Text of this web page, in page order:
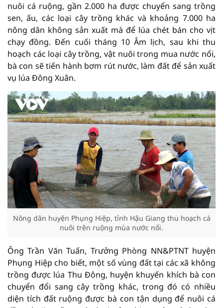
nuôi cá ruộng, gần 2.000 ha được chuyển sang trồng
sen, ấu, các loại cây trồng khác và khoảng 7.000 ha
nông dân không sản xuất mà để lúa chét bán cho vịt
chạy đồng. Đến cuối tháng 10 Âm lịch, sau khi thu
hoạch các loại cây trồng, vật nuôi trong mua nước nổi,
bà con sẽ tiến hành bơm rút nước, làm đất để sản xuất
vụ lúa Đông Xuân.
Nông dân huyện Phụng Hiệp, tỉnh Hậu Giang thu hoạch cá
nuôi trên ruộng mùa nước nổi.
Ông Trần Văn Tuấn, Trưởng Phòng NN&PTNT huyện
Phụng Hiệp cho biết, một số vùng đất tại các xã không
trồng được lúa Thu Đông, huyện khuyến khích bà con
chuyển đổi sang cây trồng khác, trong đó có nhiều
diện tích đất ruộng được bà con tận dụng để nuôi cá